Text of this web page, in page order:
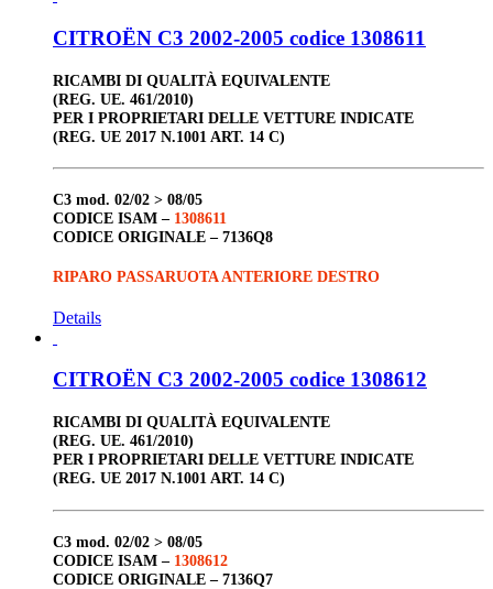
CITROËN C3 2002-2005 codice 1308611
RICAMBI DI QUALITÀ EQUIVALENTE
(REG. UE. 461/2010)
PER I PROPRIETARI DELLE VETTURE INDICATE
(REG. UE 2017 N.1001 ART. 14 C)
C3 mod. 02/02 > 08/05
CODICE ISAM – 1308611
CODICE ORIGINALE – 7136Q8
RIPARO PASSARUOTA ANTERIORE DESTRO
Details
CITROËN C3 2002-2005 codice 1308612
RICAMBI DI QUALITÀ EQUIVALENTE
(REG. UE. 461/2010)
PER I PROPRIETARI DELLE VETTURE INDICATE
(REG. UE 2017 N.1001 ART. 14 C)
C3 mod. 02/02 > 08/05
CODICE ISAM – 1308612
CODICE ORIGINALE – 7136Q7